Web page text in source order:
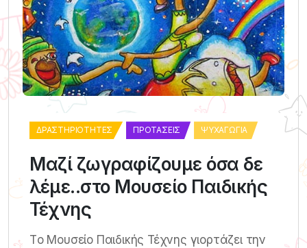
ΔΡΑΣΤΗΡΙΌΤΗΤΕΣ ΠΡΟΤΆΣΕΙΣ ΨΥΧΑΓΩΓΊΑ
Μαζί ζωγραφίζουμε όσα δε
λέμε..στο Μουσείο Παιδικής
Τέχνης
Tο Μουσείο Παιδικής Τέχνης γιορτάζει την